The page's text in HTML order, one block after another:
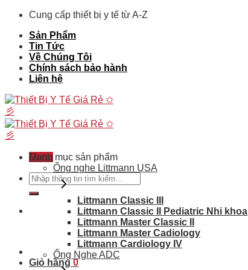
Skip
content
Cung cấp thiết bị y tế từ A-Z
Sản Phẩm
Tin Tức
Về Chúng Tôi
Chính sách bảo hành
Liên hệ
Menu
Tìm
kiếm:
Giỏ hàng0
Danh mục sản phẩm
Ống nghe Littmann USA
Littmann Classic III
Littmann Classic II Pediatric Nhi khoa
Littmann Master Classic II
Littmann Master Cadiology
Littmann Cardiology IV
Ống Nghe ADC